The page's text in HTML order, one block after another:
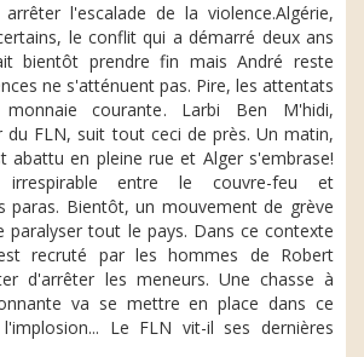
l'escalade de la violence.Algérie,
le conflit qui a démarré deux ans
bientôt prendre fin mais André reste
ne s'atténuent pas. Pire, les attentats
courante. Larbi Ben M'hidi,
FLN, suit tout ceci de près. Un matin,
abattu en pleine rue et Alger s'embrase!
entre le couvre-feu et
paras. Bientôt, un mouvement de grève
paralyser tout le pays. Dans ce contexte
recruté par les hommes de Robert
d'arrêter les meneurs. Une chasse à
va se mettre en place dans ce
Le FLN vit-il ses dernières